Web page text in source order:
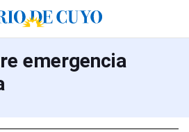
emergencia